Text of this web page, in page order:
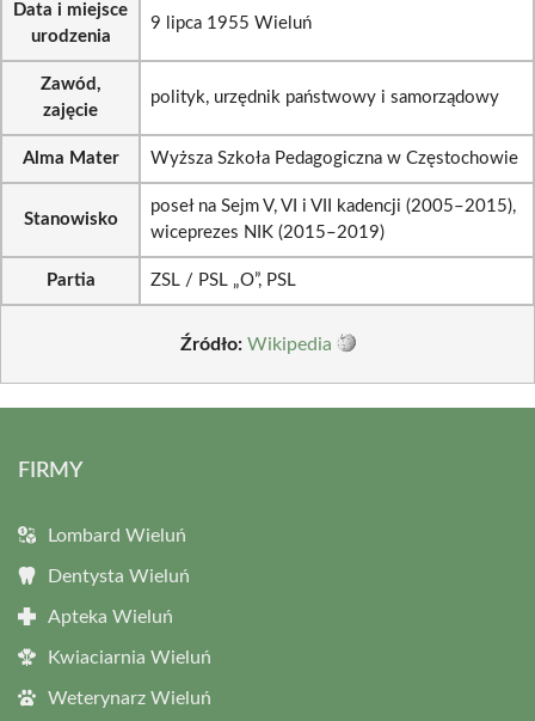
Data i miejsce
urodzenia
9 lipca 1955 Wieluń
Zawód,
zajęcie
polityk, urzędnik państwowy i samorządowy
Alma Mater Wyższa Szkoła Pedagogiczna w Częstochowie
Stanowisko
poseł na Sejm V, VI i VII kadencji (2005–2015),
wiceprezes NIK (2015–2019)
Partia ZSL / PSL „O”, PSL
Źródło: Wikipedia
FIRMY
Lombard Wieluń
Dentysta Wieluń
Apteka Wieluń
Kwiaciarnia Wieluń
Weterynarz Wieluń